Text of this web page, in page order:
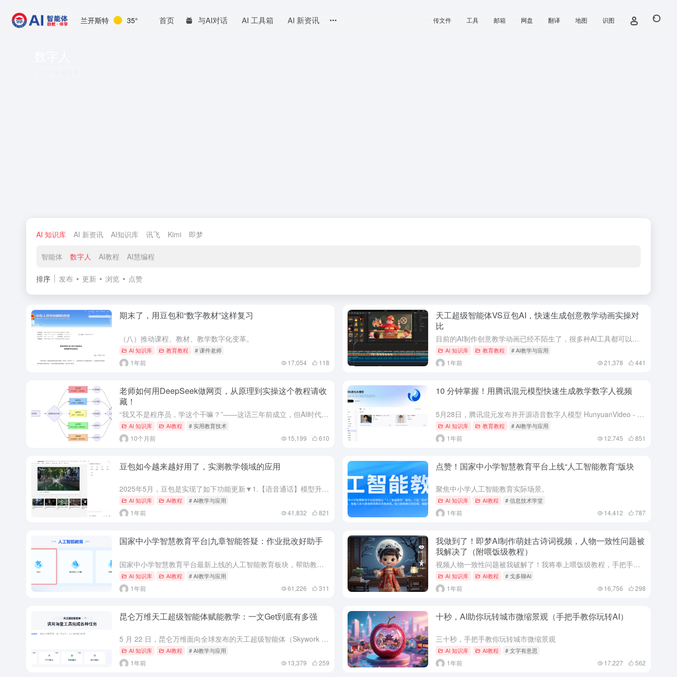
兰开斯特 35° 首页 与AI对话 AI 工具箱 AI 新资讯 传文件 工具 邮箱 网盘 翻译 地图 识图
AI 知识库 AI 新资讯 AI知识库 讯飞 Kimi 即梦
智能体 数字人 AI教程 AI慧编程
排序 发布 更新 浏览 点赞
期末了，用豆包和“数字教材”这样复习
（八）推动课程、教材、教学数字化变革。
AI 知识库 教育教程 # 课件老师
1年前 17,054 118
天工超级智能体VS豆包AI，快速生成创意教学动画实操对
比
目前的AI制作创意教学动画已经不陌生了，很多种AI工具都可以实现，当下，我们聚焦天工超级智能体和豆包AI，对比一下生成的动画效果如何呢？天工超级智能体可以一键生成长达40秒的视频，文案画面配音可以一...
AI 知识库 教育教程 # AI教学与应用
1年前 21,378 441
老师如何用DeepSeek做网页，从原理到实操这个教程请收
藏！
“我又不是程序员，学这个干嘛？”——这话三年前成立，但AI时代教师的新答案：“你是教学设计师，AI才是你的技术苦力。
AI 知识库 AI教程 # 实用教育技术
10个月前 15,199 610
10 分钟掌握！用腾讯混元模型快速生成教学数字人视频
5月28日，腾讯混元发布并开源语音数字人模型 HunyuanVideo - Avatar，这是由腾讯混元团队与腾讯音乐天琴实验室合作研发，基于腾讯混元视频大模型（HunyuanVideo）及腾讯音乐天...
AI 知识库 教育教程 # AI教学与应用
1年前 12,745 851
豆包如今越来越好用了，实测教学领域的应用
2025年5月，豆包是实现了如下功能更新▼1.【语音通话】模型升级：对话如真人般自然流畅，能表达丰富情绪、切换多样声线，还能说方言、唱歌以及模拟角色，带来更智能的语音互动体验。2.支持切换搜索引擎：打...
AI 知识库 AI教程 # AI教学与应用
1年前 41,832 821
点赞！国家中小学智慧教育平台上线“人工智能教育”版块
聚焦中小学人工智能教育实际场景。
AI 知识库 AI教程 # 信息技术学堂
1年前 14,412 787
国家中小学智慧教育平台|九章智能答疑：作业批改好助手
国家中小学智慧教育平台最新上线的人工智能教育板块，帮助教师和学生学AI、用AI，平台功能强大，之前也介绍了一些关于平台的用法。今天主要根据新上线的AI工具，介绍一下如何使用才能更好地助力教学。★板块介...
AI 知识库 AI教程 # AI教学与应用
1年前 61,226 311
我做到了！即梦AI制作萌娃古诗词视频，人物一致性问题被
我解决了（附喂饭级教程）
视频人物一致性问题被我破解了！我将奉上喂饭级教程，手把手教你用手机一步步做出来。仔细看完全文，你一定也能成功完成。
AI 知识库 AI教程 # 戈多聊AI
1年前 16,756 298
昆仑万维天工超级智能体赋能教学：一文Get到底有多强
5 月 22 日，昆仑万维面向全球发布的天工超级智能体（Skywork Super Agents），以“AI 版 Office”的颠覆性形态重新定义了生产力工具的边界。看了官网的通知之后，发现国产AI...
AI 知识库 AI教程 # AI教学与应用
1年前 13,379 259
十秒，AI助你玩转城市微缩景观（手把手教你玩转AI）
三十秒，手把手教你玩转城市微缩景观
AI 知识库 AI教程 # 文字有意思
1年前 17,227 562